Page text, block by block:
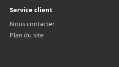
Service client
Nous contacter
Plan du site